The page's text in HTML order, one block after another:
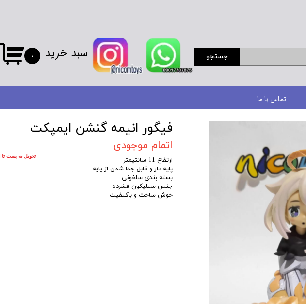
جستجو ۰ سبد خرید
تماس با ما
فیگور انیمه گنشن ایمپکت
اتمام موجودی
ارتفاع 11 سانتیمتر
پایه دار و قابل جدا شدن از پایه
بسته بندی سلفونی
جنس سیلیکون فشرده
خوش ساخت و باکیفیت
تحویل به پست تا 24 ساعت کاری